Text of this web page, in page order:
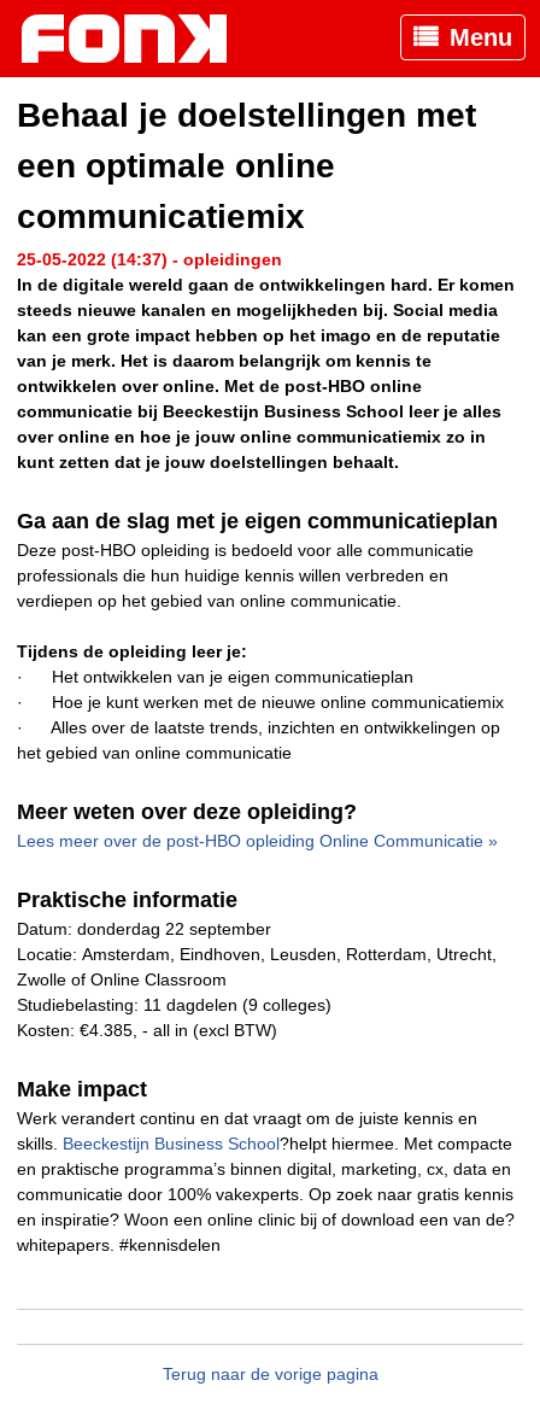
Menu
Behaal je doelstellingen met
een optimale online
communicatiemix
25-05-2022 (14:37) - opleidingen
In de digitale wereld gaan de ontwikkelingen hard. Er komen
steeds nieuwe kanalen en mogelijkheden bij. Social media
kan een grote impact hebben op het imago en de reputatie
van je merk. Het is daarom belangrijk om kennis te
ontwikkelen over online. Met de post-HBO online
communicatie bij Beeckestijn Business School leer je alles
over online en hoe je jouw online communicatiemix zo in
kunt zetten dat je jouw doelstellingen behaalt.
Ga aan de slag met je eigen communicatieplan
Deze post-HBO opleiding is bedoeld voor alle communicatie
professionals die hun huidige kennis willen verbreden en
verdiepen op het gebied van online communicatie.
Tijdens de opleiding leer je:
· Het ontwikkelen van je eigen communicatieplan
· Hoe je kunt werken met de nieuwe online communicatiemix
· Alles over de laatste trends, inzichten en ontwikkelingen op
het gebied van online communicatie
Meer weten over deze opleiding?
Lees meer over de post-HBO opleiding Online Communicatie »
Praktische informatie
Datum: donderdag 22 september
Locatie: Amsterdam, Eindhoven, Leusden, Rotterdam, Utrecht,
Zwolle of Online Classroom
Studiebelasting: 11 dagdelen (9 colleges)
Kosten: €4.385, - all in (excl BTW)
Make impact
Werk verandert continu en dat vraagt om de juiste kennis en
skills. Beeckestijn Business School?helpt hiermee. Met compacte
en praktische programma’s binnen digital, marketing, cx, data en
communicatie door 100% vakexperts. Op zoek naar gratis kennis
en inspiratie? Woon een online clinic bij of download een van de?
whitepapers. #kennisdelen
Terug naar de vorige pagina